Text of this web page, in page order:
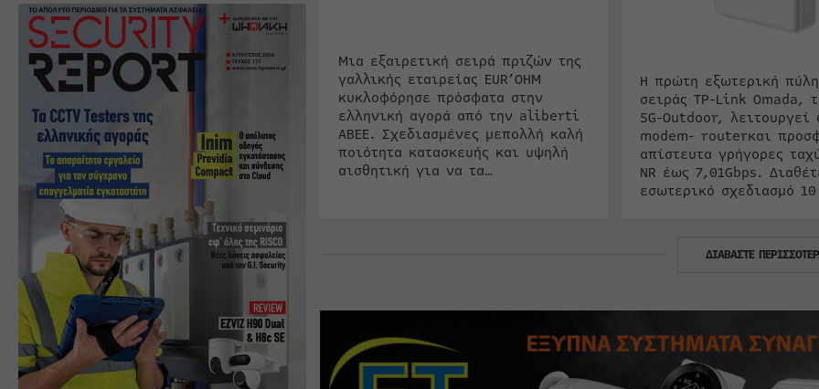
Μια εξαιρετική σειρά πριζών της
γαλλικής εταιρείας EUR’OHM
κυκλοφόρησε πρόσφατα στην
ελληνική αγορά από την aliberti
ΑΒΕΕ. Σχεδιασμένες μεπολλή καλή
ποιότητα κατασκευής και υψηλή
αισθητική για να τα…
Η πρώτη εξωτερική
σειράς TP-Link Omada,
5G-Outdoor, λειτουργεί
modem- routerκαι
απίστευτα γρήγορες
NR έως 7,01Gbps.
εσωτερικό σχεδιασμό
ΔΙΑΒΑΣΤΕ